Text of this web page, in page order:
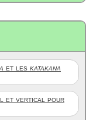
et les katakana
et vertical pour